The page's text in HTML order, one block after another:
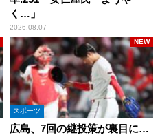
く…」
2026.08.07
スポーツ
広島、7回の継投策が裏目に…
NEW